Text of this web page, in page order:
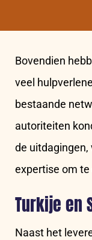
Bovendien
veel
bestaande
autoriteiten
de uitdagingen,
expertise om
Turkije en
Naast het